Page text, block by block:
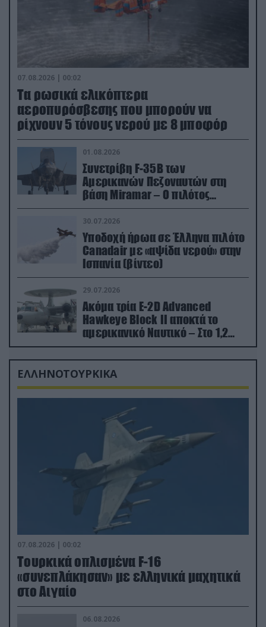
07.08.2026 | 00:02
Τα ρωσικά ελικόπτερα
αεροπυρόσβεσης που μπορούν να
ρίχνουν 5 τόνους νερού με 8 μποφόρ
01.08.2026
Συνετρίβη F-35B των
Αμερικανών Πεζοναυτών στη
βάση Miramar – Ο πιλότος
εκτινάχθηκε εγκαίρως
30.07.2026
Υποδοχή ήρωα σε Έλληνα πιλότο
Canadair με «αψίδα νερού» στην
Ισπανία (βίντεο)
29.07.2026
Ακόμα τρία E-2D Advanced
Hawkeye Block II αποκτά το
αμερικανικό Ναυτικό – Στο 1,2
δισ.δολάρια το κόστος
ΕΛΛΗΝΟΤΟΥΡΚΙΚΑ
07.08.2026 | 00:02
Τουρκικά οπλισμένα F-16
«συνεπλάκησαν» με ελληνικά μαχητικά
στο Αιγαίο
06.08.2026